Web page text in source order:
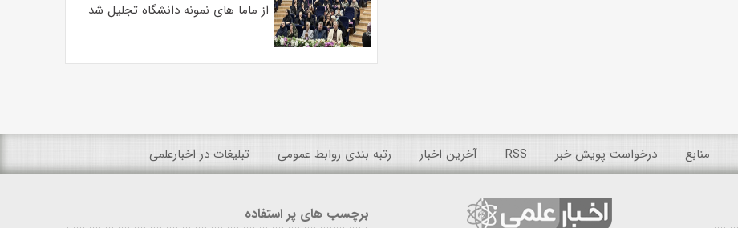
از ماما های نمونه دانشگاه تجلیل شد
منابع درخواست پویش خبر RSS آخرین اخبار رتبه بندی روابط عمومی تبلیغات در اخبارعلمی
برچسب های پر استفاده